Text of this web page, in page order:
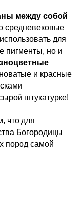
между собой
средневековые
для
пигменты, но и
и красные
штукатурке!
что для
Богородицы
пород самой